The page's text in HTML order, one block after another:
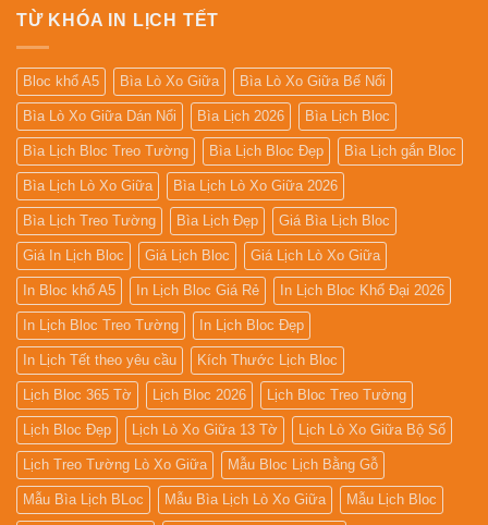
TỪ KHÓA IN LỊCH TẾT
Bloc khổ A5 Bìa Lò Xo Giữa Bìa Lò Xo Giữa Bế Nổi
Bìa Lò Xo Giữa Dán Nổi Bìa Lịch 2026 Bìa Lịch Bloc
Bìa Lịch Bloc Treo Tường Bìa Lịch Bloc Đẹp Bìa Lịch gắn Bloc
Bìa Lịch Lò Xo Giữa Bìa Lịch Lò Xo Giữa 2026
Bìa Lịch Treo Tường Bìa Lịch Đẹp Giá Bìa Lịch Bloc
Giá In Lịch Bloc Giá Lịch Bloc Giá Lịch Lò Xo Giữa
In Bloc khổ A5 In Lịch Bloc Giá Rẻ In Lịch Bloc Khổ Đại 2026
In Lịch Bloc Treo Tường In Lịch Bloc Đẹp
In Lịch Tết theo yêu cầu Kích Thước Lịch Bloc
Lịch Bloc 365 Tờ Lịch Bloc 2026 Lịch Bloc Treo Tường
Lịch Bloc Đẹp Lịch Lò Xo Giữa 13 Tờ Lịch Lò Xo Giữa Bộ Số
Lịch Treo Tường Lò Xo Giữa Mẫu Bloc Lịch Bằng Gỗ
Mẫu Bìa Lịch BLoc Mẫu Bìa Lịch Lò Xo Giữa Mẫu Lịch Bloc